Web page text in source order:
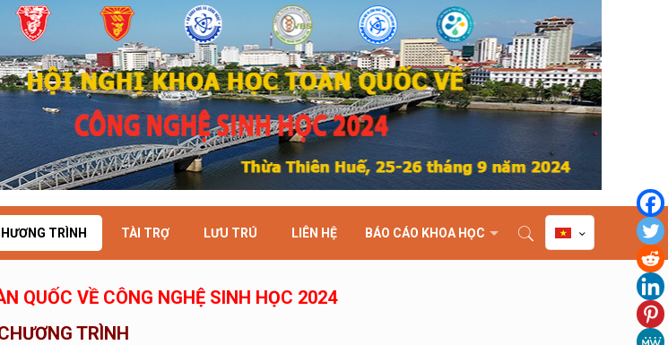
TRÌNH TÀI TRỢ LƯU TRÚ LIÊN HỆ BÁO CÁO KHOA HỌC
QUỐC VỀ CÔNG NGHỆ SINH HỌC 2024
TRÌNH